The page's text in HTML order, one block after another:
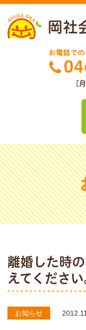
[
離婚した時
えてください
お知らせ